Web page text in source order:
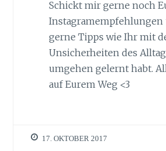
Schickt mir gerne noch
Instagramempfehlungen
gerne Tipps wie Ihr mit
Unsicherheiten des
umgehen gelernt habt.
auf Eurem Weg <3
17. OKTOBER 2017